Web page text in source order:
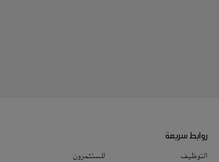
روابط سريعة
التوظيف
المستثمرون